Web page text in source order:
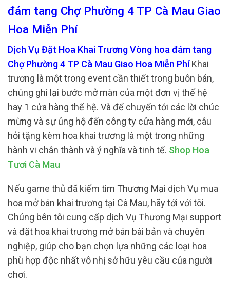
đám tang Chợ Phường 4 TP Cà Mau Giao
Hoa Miễn Phí
Dịch Vụ Đặt Hoa Khai Trương Vòng hoa đám tang
Chợ Phường 4 TP Cà Mau Giao Hoa Miễn PhíKhai
trương là một trong event cần thiết trong buôn bán,
chúng ghi lại bước mở màn của một đơn vị thế hệ
hay 1 cửa hàng thế hệ. Và để chuyển tới các lời chúc
mừng và sự ủng hộ đến công ty cửa hàng mới, câu
hỏi tặng kèm hoa khai trương là một trong những
hành vi chân thành và ý nghĩa và tinh tế. Shop Hoa
Tươi Cà Mau
Nếu game thủ đã kiếm tìm Thương Mại dịch Vụ mua
hoa mở bán khai trương tại Cà Mau, hãy tới với tôi.
Chúng bên tôi cung cấp dịch Vụ Thương Mại support
và đặt hoa khai trương mở bán bài bản và chuyên
nghiệp, giúp cho bạn chọn lựa những các loại hoa
phù hợp độc nhất vô nhị sở hữu yêu cầu của người
chơi.